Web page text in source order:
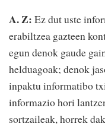
A. Z: Ez dut uste
erabiltzea gazteen
egun denok gaude
helduagoak; denok
inpaktu informatibo
informazio hori
sortzaileak, horrek